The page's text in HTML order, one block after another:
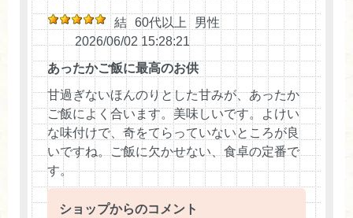
結 60代以上
男性
2026/06/02 15:28:21
あったかご飯に最高のお供
甘過ぎないほんのりとした甘みが、あったか
ご飯によく合います。美味しいです。よけい
な味付けで、奇をてらっていないところが良
いですね。ご飯に欠かせない、食卓の定番で
す。
ショップからのコメント